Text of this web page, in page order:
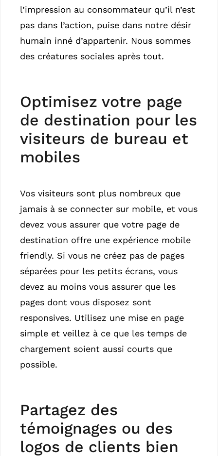
l’impression au consommateur qu’il n’est
pas dans l’action, puise dans notre désir
humain inné d’appartenir. Nous sommes
des créatures sociales après tout.
Optimisez votre page
de destination pour les
visiteurs de bureau et
mobiles
Vos visiteurs sont plus nombreux que
jamais à se connecter sur mobile, et vous
devez vous assurer que votre page de
destination offre une expérience mobile
friendly. Si vous ne créez pas de pages
séparées pour les petits écrans, vous
devez au moins vous assurer que les
pages dont vous disposez sont
responsives. Utilisez une mise en page
simple et veillez à ce que les temps de
chargement soient aussi courts que
possible.
Partagez des
témoignages ou des
logos de clients bien